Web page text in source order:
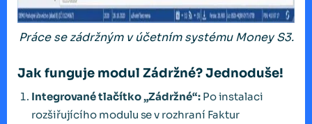
Práce se zádržným v účetním systému Money S3.
Jak funguje modul Zádržné? Jednoduše!
Integrované tlačítko „Zádržné“: Po instalaci
rozšiřujícího modulu se v rozhraní Faktur